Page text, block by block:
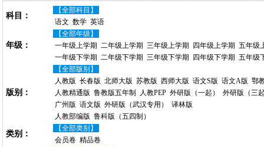
科目：
【全部科目】
语文 数学 英语
年级：
【全部年级】
一年级上学期 二年级上学期 三年级上学期 四年级上学期 五年级
一年级下学期 二年级下学期 三年级下学期 四年级下学期 五年级
版别：
【全部版别】
人教版 长春版 北师大版 苏教版 西师大版 语文S版 语文A版 鄂
人教精通版 鲁教版五年制 人教PEP 外研版（一起）
外研版（三
广州版 语文版 外研版（武汉专用）
译林版
人教部编版 鲁科版（五四制）
类别：
【全部类别】
会员卷 精品卷